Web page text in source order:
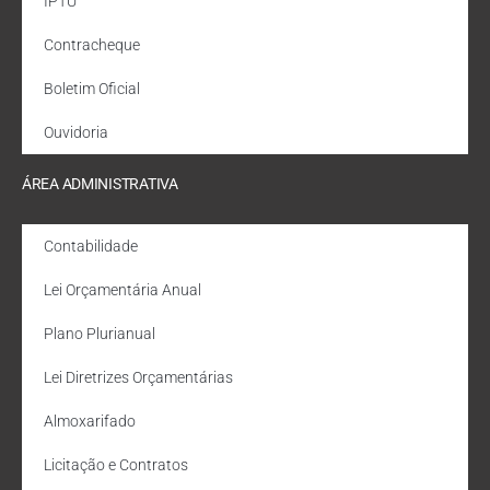
Contracheque
Boletim Oficial
Ouvidoria
ÁREA ADMINISTRATIVA
Contabilidade
Lei Orçamentária Anual
Plano Plurianual
Lei Diretrizes Orçamentárias
Almoxarifado
Licitação e Contratos